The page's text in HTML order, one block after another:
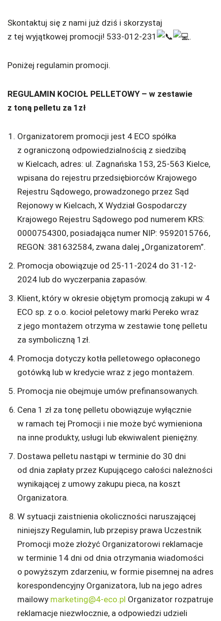
Skontaktuj się z nami już dziś i skorzystaj
z tej wyjątkowej promocji! 533-012-231
.
Poniżej regulamin promocji.
REGULAMIN KOCIOŁ PELLETOWY – w zestawie
z toną pelletu za 1zł
Organizatorem promocji jest 4 ECO spółka
z ograniczoną odpowiedzialnością z siedzibą
w Kielcach, adres: ul. Zagnańska 153, 25-563 Kielce,
wpisana do rejestru przedsiębiorców Krajowego
Rejestru Sądowego, prowadzonego przez Sąd
Rejonowy w Kielcach, X Wydział Gospodarczy
Krajowego Rejestru Sądowego pod numerem KRS:
0000754300, posiadająca numer NIP: 9592015766,
REGON: 381632584, zwana dalej „Organizatorem”.
Promocja obowiązuje od 25-11-2024 do 31-12-
2024 lub do wyczerpania zapasów.
Klient, który w okresie objętym promocją zakupi w 4
ECO sp. z o.o. kocioł peletowy marki Pereko wraz
z jego montażem otrzyma w zestawie tonę pelletu
za symboliczną 1zł.
Promocja dotyczy kotła pelletowego opłaconego
gotówką lub w kredycie wraz z jego montażem.
Promocja nie obejmuje umów prefinansowanych.
Cena 1 zł za tonę pelletu obowiązuje wyłącznie
w ramach tej Promocji i nie może być wymieniona
na inne produkty, usługi lub ekwiwalent pieniężny.
Dostawa pelletu nastąpi w terminie do 30 dni
od dnia zapłaty przez Kupującego całości należności
wynikającej z umowy zakupu pieca, na koszt
Organizatora.
W sytuacji zaistnienia okoliczności naruszającej
niniejszy Regulamin, lub przepisy prawa Uczestnik
Promocji może złożyć Organizatorowi reklamacje
w terminie 14 dni od dnia otrzymania wiadomości
o powyższym zdarzeniu, w formie pisemnej na adres
korespondencyjny Organizatora, lub na jego adres
mailowy marketing@4-eco.pl Organizator rozpatruje
reklamacje niezwłocznie, a odpowiedzi udzieli